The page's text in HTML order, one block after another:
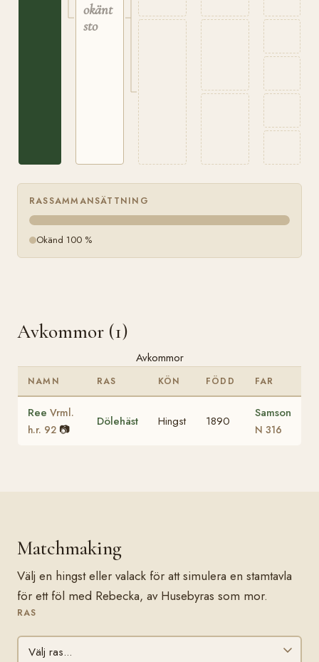
okänt
sto
RASSAMMANSÄTTNING
Okänd 100 %
Avkommor (1)
Avkommor
NAMN RAS KÖN FÖDD FAR
Ree Vrml.
h.r. 92 📷
Dölehäst Hingst 1890
Samson
N 316
Matchmaking
Välj en hingst eller valack för att simulera en stamtavla
för ett föl med Rebecka, av Husebyras som mor.
RAS